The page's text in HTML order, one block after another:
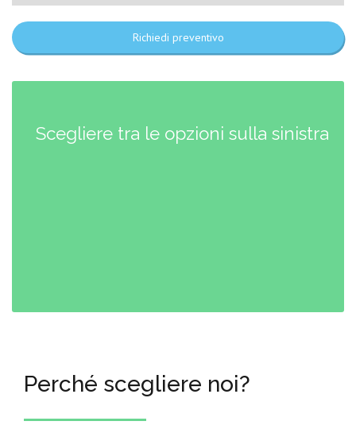
Richiedi preventivo
Scegliere tra le opzioni sulla sinistra
Perché scegliere noi?